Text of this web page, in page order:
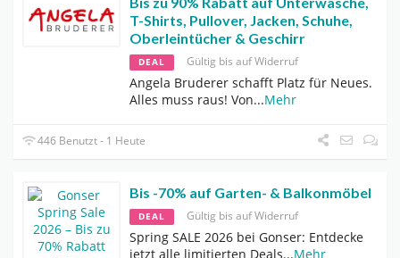
T-Shirts, Pullover, Jacken, Schuhe,
Oberleintücher & Geschirr
DEAL Gültig bis auf Widerruf
Angela Bruderer schafft Platz für Neues.
Alles muss raus! Von...Mehr
446 Benutzt - 1 Heute
Bis -70% auf Garten- & Balkonmöbel
DEAL Gültig bis auf Widerruf
Spring SALE 2026 bei Gonser: Entdecke
jetzt alle limitierten Deals...Mehr